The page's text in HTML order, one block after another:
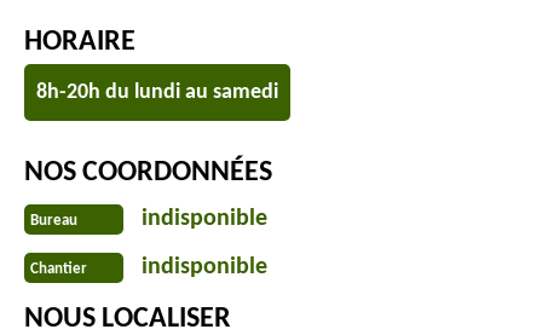
HORAIRE
8h-20h du lundi au samedi
NOS COORDONNÉES
Bureau indisponible
Chantier indisponible
NOUS LOCALISER